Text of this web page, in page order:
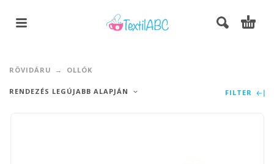
RÖVIDÁRU OLLÓK
RENDEZÉS LEGÚJABB ALAPJÁN FILTER